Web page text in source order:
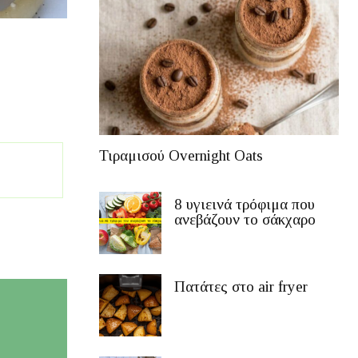
Τιραμισού Overnight Oats
8 υγιεινά τρόφιμα που
ανεβάζουν το σάκχαρο
Πατάτες στο air fryer